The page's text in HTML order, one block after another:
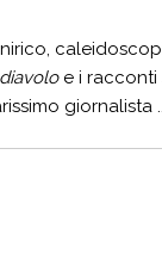
e i racconti
giornalista